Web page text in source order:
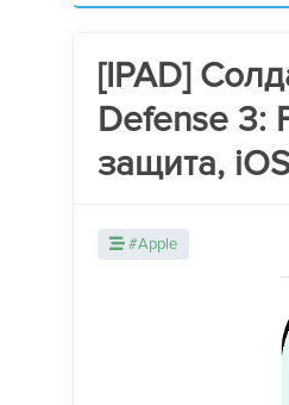
[IPAD]
Defense 3:
защита,
#Apple